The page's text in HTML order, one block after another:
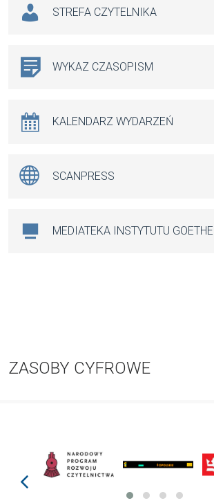
STREFA CZYTELNIKA
WYKAZ CZASOPISM
KALENDARZ WYDARZEŃ
SCANPRESS
MEDIATEKA INSTYTUTU
ZASOBY CYFROWE
prev